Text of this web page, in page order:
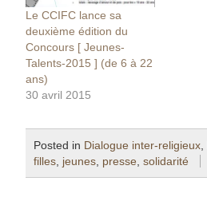
Le CCIFC lance sa
deuxième édition du
Concours [ Jeunes-
Talents-2015 ] (de 6 à 22
ans)
30 avril 2015
Posted in Dialogue inter-religieux
filles jeunes presse ,solidarité